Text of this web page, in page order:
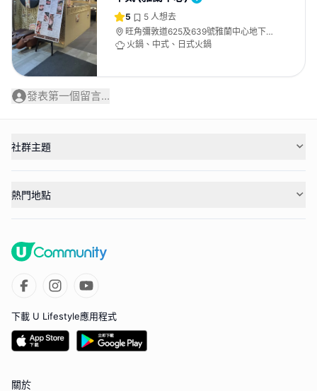
5 5 人想去
旺角彌敦道625及639號雅蘭中心地下
(部份)及1樓118號舖(山東街入口)
火鍋、中式、日式火鍋
發表第一個留言...
社群主題
熱門地點
下載 U Lifestyle應用程式
關於